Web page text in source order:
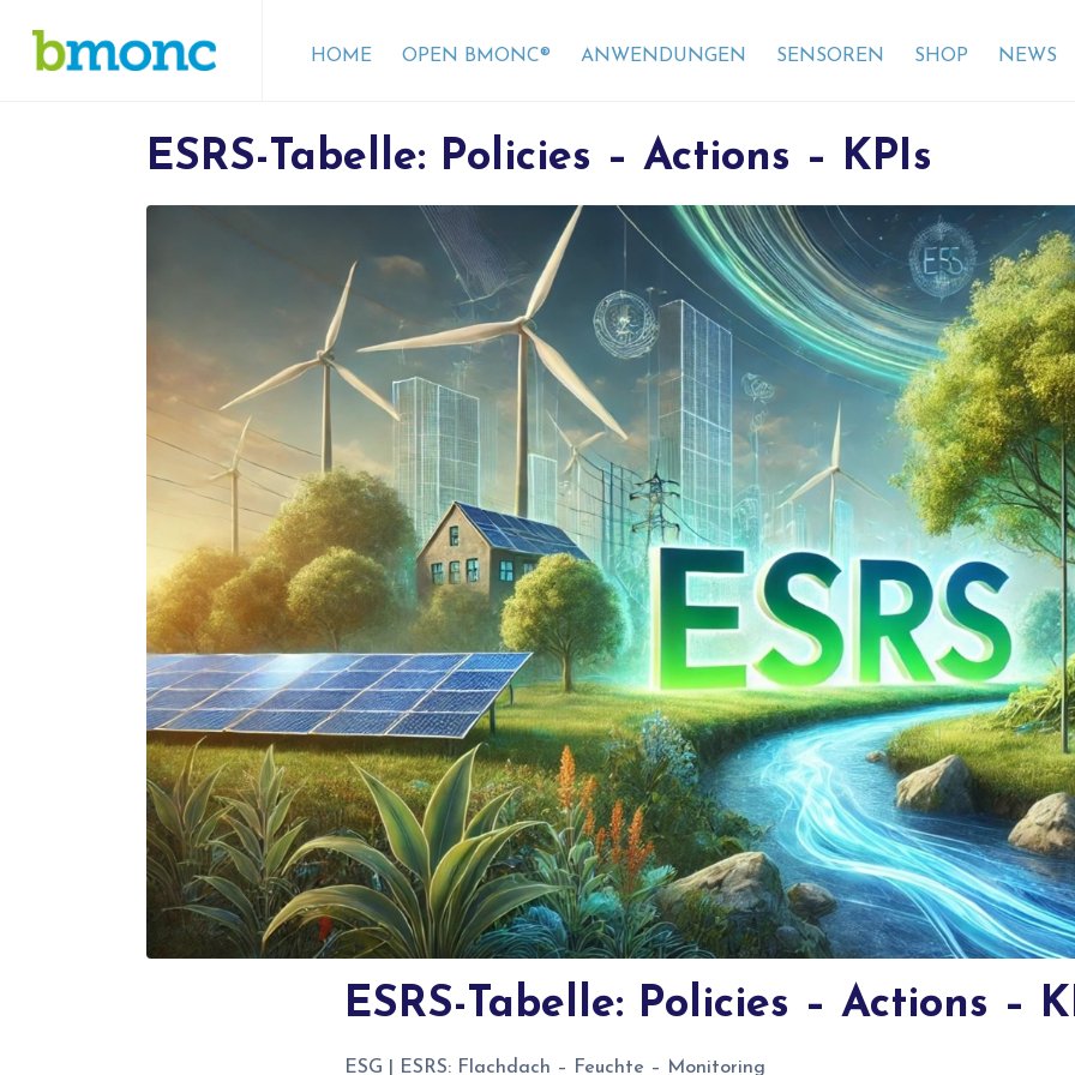
HOME OPEN BMONC® ANWENDUNGEN SENSOREN SHOP NEWS
ESRS-Tabelle: Policies – Actions – KPIs
ESRS-Tabelle: Policies – Actions –
ESG | ESRS: Flachdach – Feuchte – Monitoring